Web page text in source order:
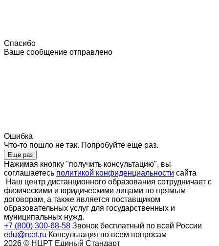
Спасибо
Ваше сообщение отправлено
Ошибка
Что-то пошло не так. Попробуйте еще раз.
Еще раз
Нажимая кнопку "получить консультацию", вы
соглашаетесь политикой конфиденциальности сайта
Наш центр дистанционного образования сотрудничает с
физическими и юридическими лицами по прямым
договорам, а также является поставщиком
образовательных услуг для государственных и
муниципальных нужд.
+7 (800) 300-68-58 Звонок бесплатный по всей России
edu@ncrt.ru Консультация по всем вопросам
2026 © НЦРТ Единый Стандарт